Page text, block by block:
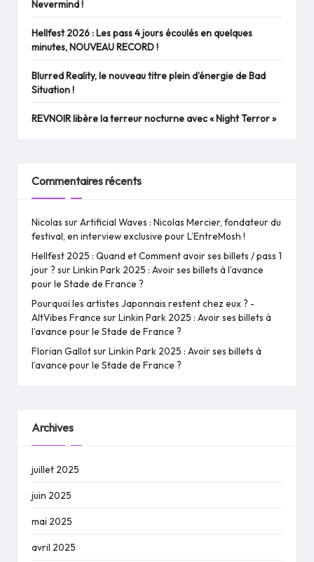
Nevermind !
Hellfest 2026 : Les pass 4 jours écoulés en quelques
minutes, NOUVEAU RECORD !
Blurred Reality, le nouveau titre plein d’énergie de Bad
Situation !
REVNOIR libère la terreur nocturne avec « Night Terror »
Commentaires récents
Nicolas surArtificial Waves : Nicolas Mercier, fondateur du
festival, en interview exclusive pour L’EntreMosh !
Hellfest 2025 : Quand et Comment avoir ses billets / pass 1
jour ? surLinkin Park 2025 : Avoir ses billets à l’avance
pour le Stade de France ?
Pourquoi les artistes Japonnais restent chez eux ? -
AltVibes France surLinkin Park 2025 : Avoir ses billets à
l’avance pour le Stade de France ?
Florian GallotsurLinkin Park 2025 : Avoir ses billets à
l’avance pour le Stade de France ?
Archives
juillet 2025
juin 2025
mai 2025
avril 2025